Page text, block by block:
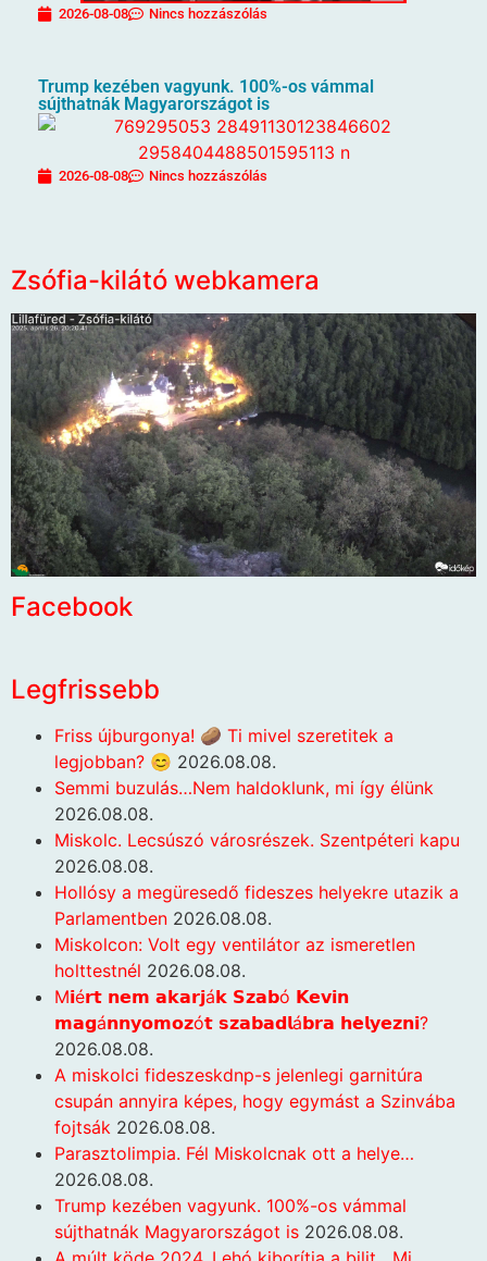
2026-08-08 Nincs hozzászólás
Trump kezében vagyunk. 100%-os vámmal
sújthatnák Magyarországot is
2026-08-08 Nincs hozzászólás
Zsófia-kilátó webkamera
Facebook
Legfrissebb
Friss újburgonya! 🥔 Ti mivel szeretitek a
legjobban? 😊 2026.08.08.
Semmi buzulás…Nem haldoklunk, mi így élünk
2026.08.08.
Miskolc. Lecsúszó városrészek. Szentpéteri kapu
2026.08.08.
Hollósy a megüresedő fideszes helyekre utazik a
Parlamentben 2026.08.08.
Miskolcon: Volt egy ventilátor az ismeretlen
holttestnél 2026.08.08.
M𝗶é𝗿𝘁 𝗻𝗲𝗺 𝗮𝗸𝗮𝗿𝗷á𝗸 𝗦𝘇𝗮𝗯ó 𝗞𝗲𝘃𝗶𝗻
𝗺𝗮𝗴á𝗻𝗻𝘆𝗼𝗺𝗼𝘇ó𝘁 𝘀𝘇𝗮𝗯𝗮𝗱𝗹á𝗯𝗿𝗮 𝗵𝗲𝗹𝘆𝗲𝘇𝗻𝗶?
2026.08.08.
A miskolci fideszeskdnp-s jelenlegi garnitúra
csupán annyira képes, hogy egymást a Szinvába
fojtsák 2026.08.08.
Parasztolimpia. Fél Miskolcnak ott a helye…
2026.08.08.
Trump kezében vagyunk. 100%-os vámmal
sújthatnák Magyarországot is 2026.08.08.